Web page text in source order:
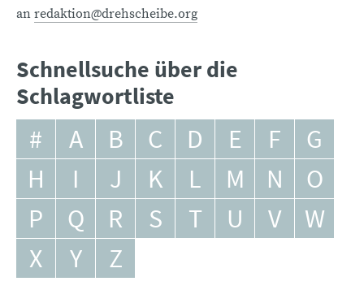
an redaktion@drehscheibe.org
Schnellsuche über die
Schlagwortliste
# A B C D E F
G
H
I J K L M N
O
P
Q R S T U V
W
X
Y Z